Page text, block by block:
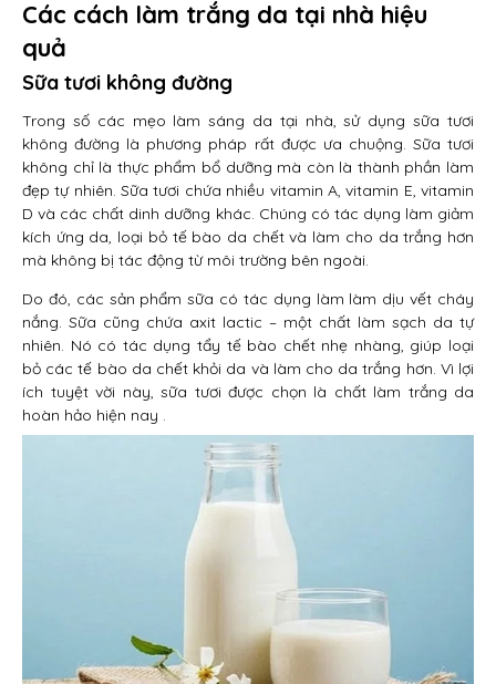
Các cách làm trắng da tại nhà hiệu
quả
Sữa tươi không đường
Trong số các mẹo làm sáng da tại nhà, sử dụng sữa tươi
không đường là phương pháp rất được ưa chuộng. Sữa tươi
không chỉ là thực phẩm bổ dưỡng mà còn là thành phần làm
đẹp tự nhiên. Sữa tươi chứa nhiều vitamin A, vitamin E, vitamin
D và các chất dinh dưỡng khác. Chúng có tác dụng làm giảm
kích ứng da, loại bỏ tế bào da chết và làm cho da trắng hơn
mà không bị tác động từ môi trường bên ngoài.
Do đó, các sản phẩm sữa có tác dụng làm làm dịu vết cháy
nắng. Sữa cũng chứa axit lactic – một chất làm sạch da tự
nhiên. Nó có tác dụng tẩy tế bào chết nhẹ nhàng, giúp loại
bỏ các tế bào da chết khỏi da và làm cho da trắng hơn. Vì lợi
ích tuyệt vời này, sữa tươi được chọn là chất làm trắng da
hoàn hảo hiện nay .